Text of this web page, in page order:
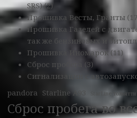
SRS)(2)
Прошивка Весты, Гранты
Прошивка Газелей с
так же бензиновых и
Прошивка Иномарок (11)
Сброс пробега
(3)
Сигнализации с
pandora Starline A93 StarLine тольятти
Сброс пробега во